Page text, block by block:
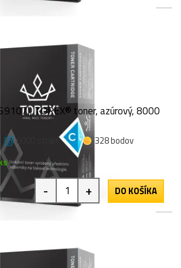
TOREX® toner, azúrový, 8000
8000 strán
328 bodov
- + DO KOŠÍKA